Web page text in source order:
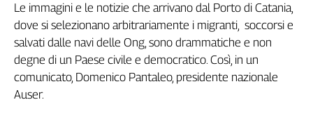
Slc
Spi
Inca
Caaf
Speciali
Le immagini e le notizie che arrivano dal Porto di Catania,
dove si selezionano arbitrariamente i migranti, soccorsi e
salvati dalle navi delle Ong, sono drammatiche e non
degne di un Paese civile e democratico. Così, in un
comunicato, Domenico Pantaleo, presidente nazionale
Auser.